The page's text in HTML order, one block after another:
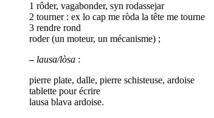
1 rôder, vagabonder, syn rodassejar
2 tourner : ex lo cap me ròda la tête me tourne
3 rendre rond
roder (un moteur, un mécanisme) ;
– lausa/lòsa :
pierre plate, dalle, pierre schisteuse, ardoise
tablette pour écrire
lausa blava ardoise.